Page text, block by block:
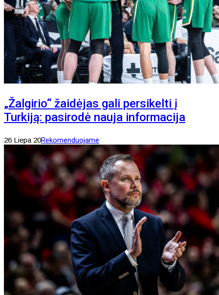
„Žalgirio“ žaidėjas gali persikelti į
Turkiją: pasirodė nauja informacija
26 Liepa 20Rekomenduojame